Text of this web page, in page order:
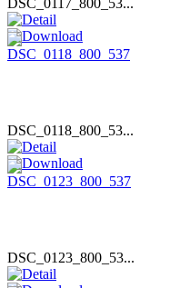
DSC_0117_800_53...
DSC_0118_800_53...
DSC_0123_800_53...